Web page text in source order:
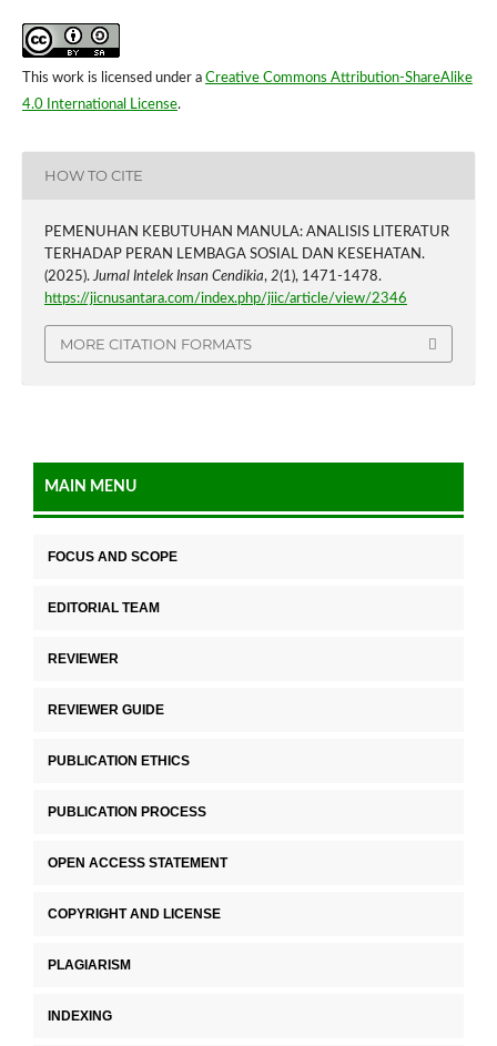
This work is licensed under a Creative Commons Attribution-ShareAlike
4.0 International License.
HOW TO CITE
PEMENUHAN KEBUTUHAN MANULA: ANALISIS LITERATUR
TERHADAP PERAN LEMBAGA SOSIAL DAN KESEHATAN.
(2025).Jurnal Intelek Insan Cendikia, 2(1), 1471-1478.
https://jicnusantara.com/index.php/jiic/article/view/2346
MORE CITATION FORMATS
MAIN MENU
FOCUS AND SCOPE
EDITORIAL TEAM
REVIEWER
REVIEWER GUIDE
PUBLICATION ETHICS
PUBLICATION PROCESS
OPEN ACCESS STATEMENT
COPYRIGHT AND LICENSE
PLAGIARISM
INDEXING